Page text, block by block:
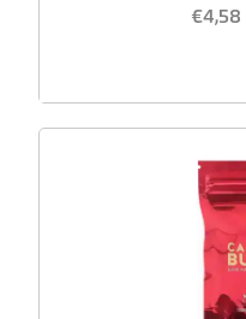
€4,58